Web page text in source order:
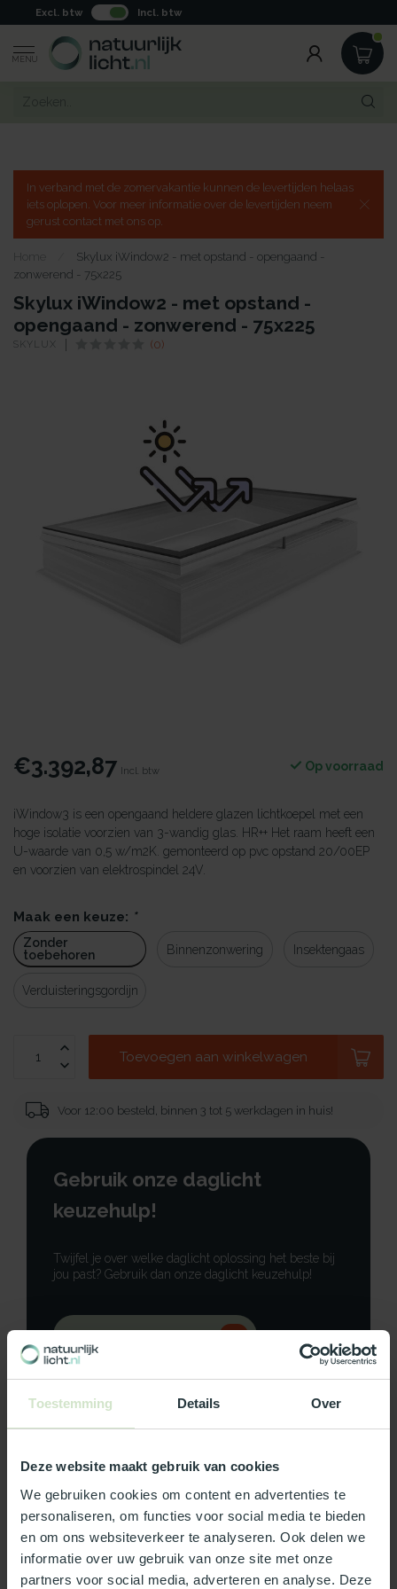
Toestemming Details Over
Deze website maakt gebruik van cookies
We gebruiken cookies om content en advertenties te
personaliseren, om functies voor social media te bieden
en om ons websiteverkeer te analyseren. Ook delen we
informatie over uw gebruik van onze site met onze
partners voor social media, adverteren en analyse. Deze
Excl. btw Incl. btw
MENU
In verband met de zomervakantie kunnen de levertijden helaas
iets oplopen. Voor meer informatie over de levertijden neem
gerust contact met ons op.
Home
Skylux iWindow2 - met opstand - opengaand -
zonwerend - 75x225
Skylux iWindow2 - met opstand -
opengaand - zonwerend - 75x225
SKYLUX (0)
€3.392,87 Incl. btw Op voorraad
iWindow3 is een opengaand heldere glazen lichtkoepel met een
hoge isolatie voorzien van 3-wandig glas. HR++ Het raam heeft een
U-waarde van 0,5 w/m2K. gemonteerd op pvc opstand 20/00EP
en voorzien van elektrospindel 24V.
Maak een keuze: *
Zonder
toebehoren
Binnenzonwering Insektengaas
Verduisteringsgordijn
Toevoegen aan winkelwagen
Voor 12:00 besteld, binnen 3 tot 5 werkdagen in huis!
Gebruik onze daglicht
keuzehulp!
Twijfel je over welke daglicht oplossing het beste bij
jou past? Gebruik dan onze daglicht keuzehulp!
Neem contact op
Productomschrijving
Specificaties
Reviews